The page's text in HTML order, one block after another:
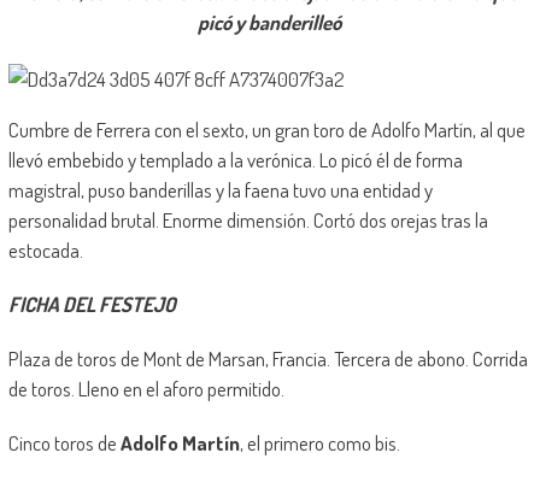
picó y banderilleó
Cumbre de Ferrera con el sexto, un gran toro de Adolfo Martín, al que
llevó embebido y templado a la verónica. Lo picó él de forma
magistral, puso banderillas y la faena tuvo una entidad y
personalidad brutal. Enorme dimensión. Cortó dos orejas tras la
estocada.
FICHA DEL FESTEJO
Plaza de toros de Mont de Marsan, Francia. Tercera de abono. Corrida
de toros. Lleno en el aforo permitido.
Cinco toros deAdolfo Martín, el primero como bis.